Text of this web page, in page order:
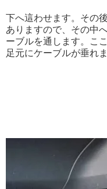
下へ這わせます。その
ありますので、その中
ーブルを通します。こ
足元にケーブルが垂れ